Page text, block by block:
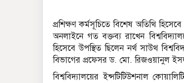
প্রশিক্ষণ কর্মসূচিতে বিশেষ অতিথি
অনলাইনে গত বক্তব্য রাখেন
হিসেবে উপস্থিত ছিলেন নর্থ সাউথ
বিভাগের প্রফেসর ড. মো. রিজওয়ানুল
বিশ্ববিদ্যালয়ের ইন্সটিটিউশনাল